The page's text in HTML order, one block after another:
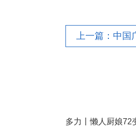
多力丨懒人厨娘72